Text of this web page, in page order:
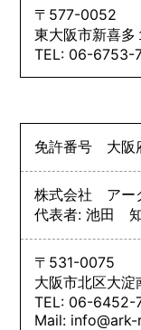
〒577-0052
東大阪市新喜多
TEL: 06-6753-
免許番号 大阪
株式会社 アー
代表者: 池田
〒531-0075
大阪市北区大
TEL: 06-6452-
Mail: